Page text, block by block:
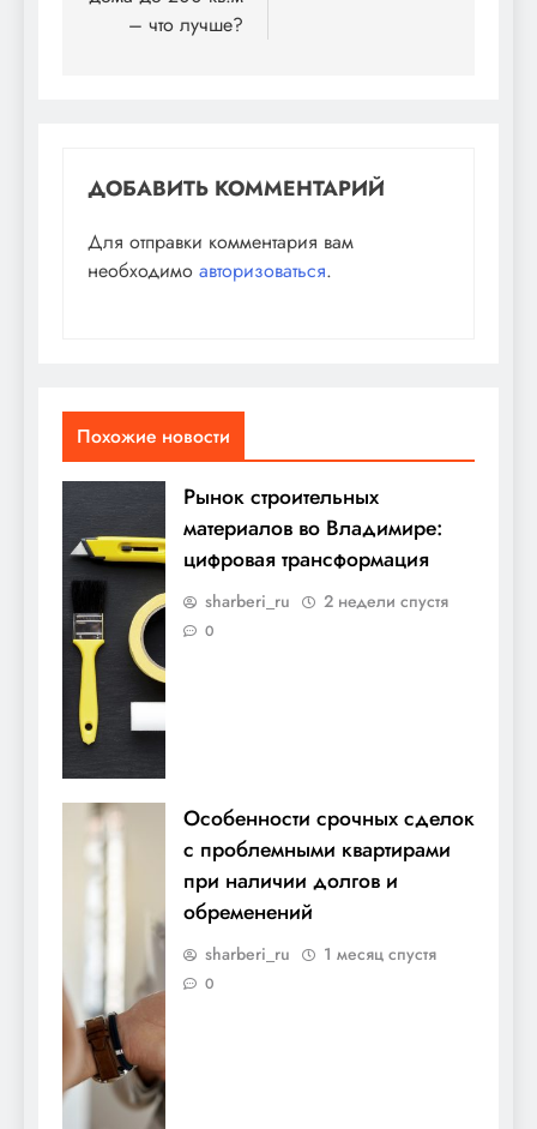
– что лучше?
ДОБАВИТЬ КОММЕНТАРИЙ
Для отправки комментария вам
необходимо авторизоваться.
Похожие новости
Рынок строительных
материалов во Владимире:
цифровая трансформация
sharberi_ru 2 недели спустя
0
Особенности срочных сделок
с проблемными квартирами
при наличии долгов и
обременений
sharberi_ru 1 месяц спустя
0